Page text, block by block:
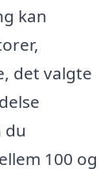
kan
det valgte
du
100 og